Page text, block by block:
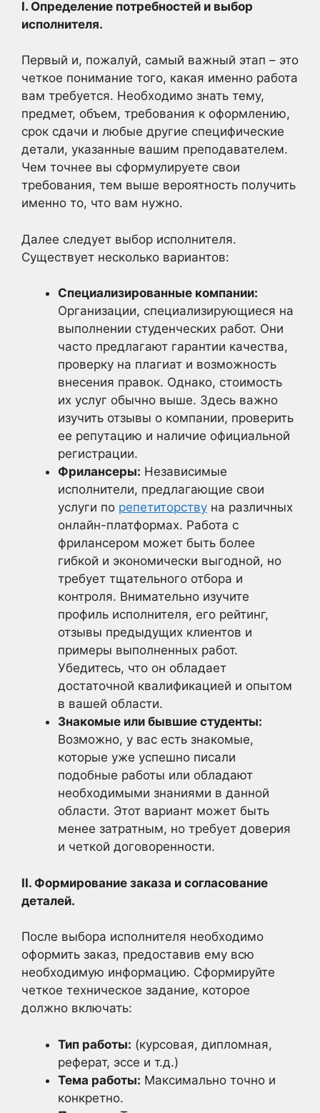
I. Определение потребностей и выбор
исполнителя.
Первый и, пожалуй, самый важный этап – это
четкое понимание того, какая именно работа
вам требуется. Необходимо знать тему,
предмет, объем, требования к оформлению,
срок сдачи и любые другие специфические
детали, указанные вашим преподавателем.
Чем точнее вы сформулируете свои
требования, тем выше вероятность получить
именно то, что вам нужно.
Далее следует выбор исполнителя.
Существует несколько вариантов:
Специализированные компании:
Организации, специализирующиеся на
выполнении студенческих работ. Они
часто предлагают гарантии качества,
проверку на плагиат и возможность
внесения правок. Однако, стоимость
их услуг обычно выше. Здесь важно
изучить отзывы о компании, проверить
ее репутацию и наличие официальной
регистрации.
Фрилансеры: Независимые
исполнители, предлагающие свои
услуги по репетиторству на различных
онлайн-платформах. Работа с
фрилансером может быть более
гибкой и экономически выгодной, но
требует тщательного отбора и
контроля. Внимательно изучите
профиль исполнителя, его рейтинг,
отзывы предыдущих клиентов и
примеры выполненных работ.
Убедитесь, что он обладает
достаточной квалификацией и опытом
в вашей области.
Знакомые или бывшие студенты:
Возможно, у вас есть знакомые,
которые уже успешно писали
подобные работы или обладают
необходимыми знаниями в данной
области. Этот вариант может быть
менее затратным, но требует доверия
и четкой договоренности.
II. Формирование заказа и согласование
деталей.
После выбора исполнителя необходимо
оформить заказ, предоставив ему всю
необходимую информацию. Сформируйте
четкое техническое задание, которое
должно включать:
Тип работы: (курсовая, дипломная,
реферат, эссе и т.д.)
Тема работы: Максимально точно и
конкретно.